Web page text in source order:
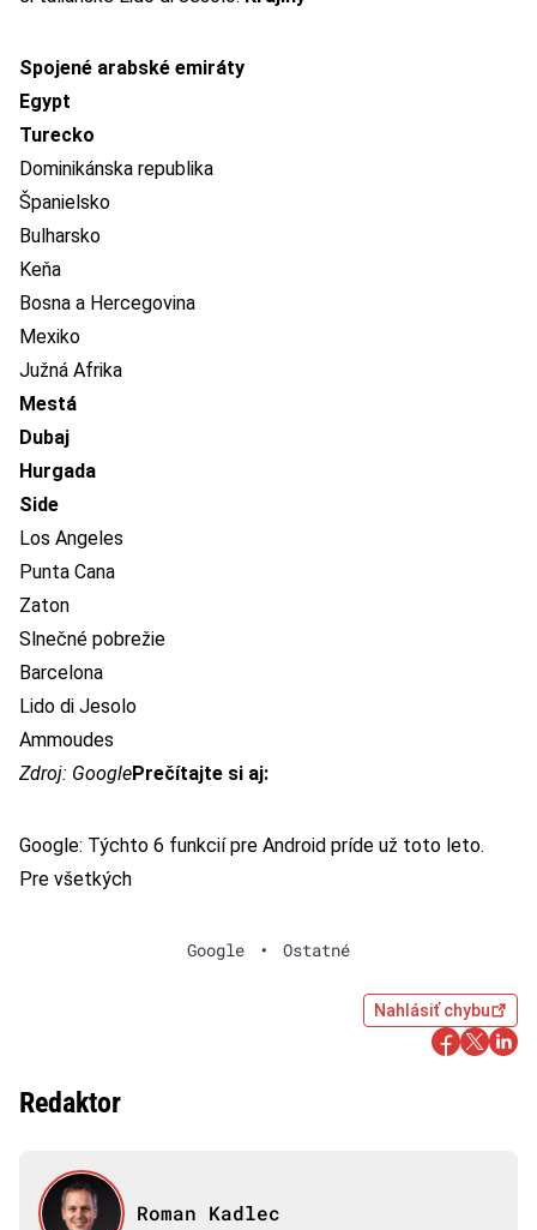
Spojené arabské emiráty
Egypt
Turecko
Dominikánska republika
Španielsko
Bulharsko
Keňa
Bosna a Hercegovina
Mexiko
Južná Afrika
Mestá
Dubaj
Hurgada
Side
Los Angeles
Punta Cana
Zaton
Slnečné pobrežie
Barcelona
Lido di Jesolo
Ammoudes
Zdroj: GooglePrečítajte si aj:
Google: Týchto 6 funkcií pre Android príde už toto leto.
Pre všetkých
Google • Ostatné
Nahlásiť chybu
Redaktor
Roman Kadlec